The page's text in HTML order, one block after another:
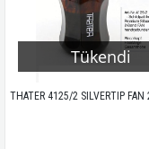
Tükendi